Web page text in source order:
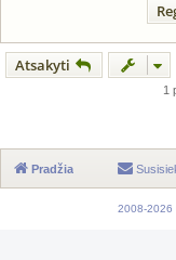
Atsakyti
1
Pradžia
2008-2026